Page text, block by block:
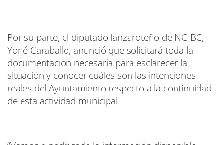
Por su parte, el diputado lanzaroteño de NC-BC,
Yoné Caraballo, anunció que solicitará toda la
documentación necesaria para esclarecer la
situación y conocer cuáles son las intenciones
reales del Ayuntamiento respecto a la continuidad
de esta actividad municipal.